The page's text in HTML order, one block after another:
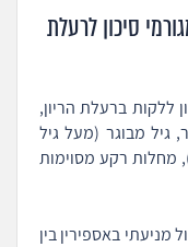
סיכון לרעלת
ללקות ברעלת הריון,
גיל מבוגר (מעל גיל
מחלות רקע מסוימות
מניעתי באספירין בין